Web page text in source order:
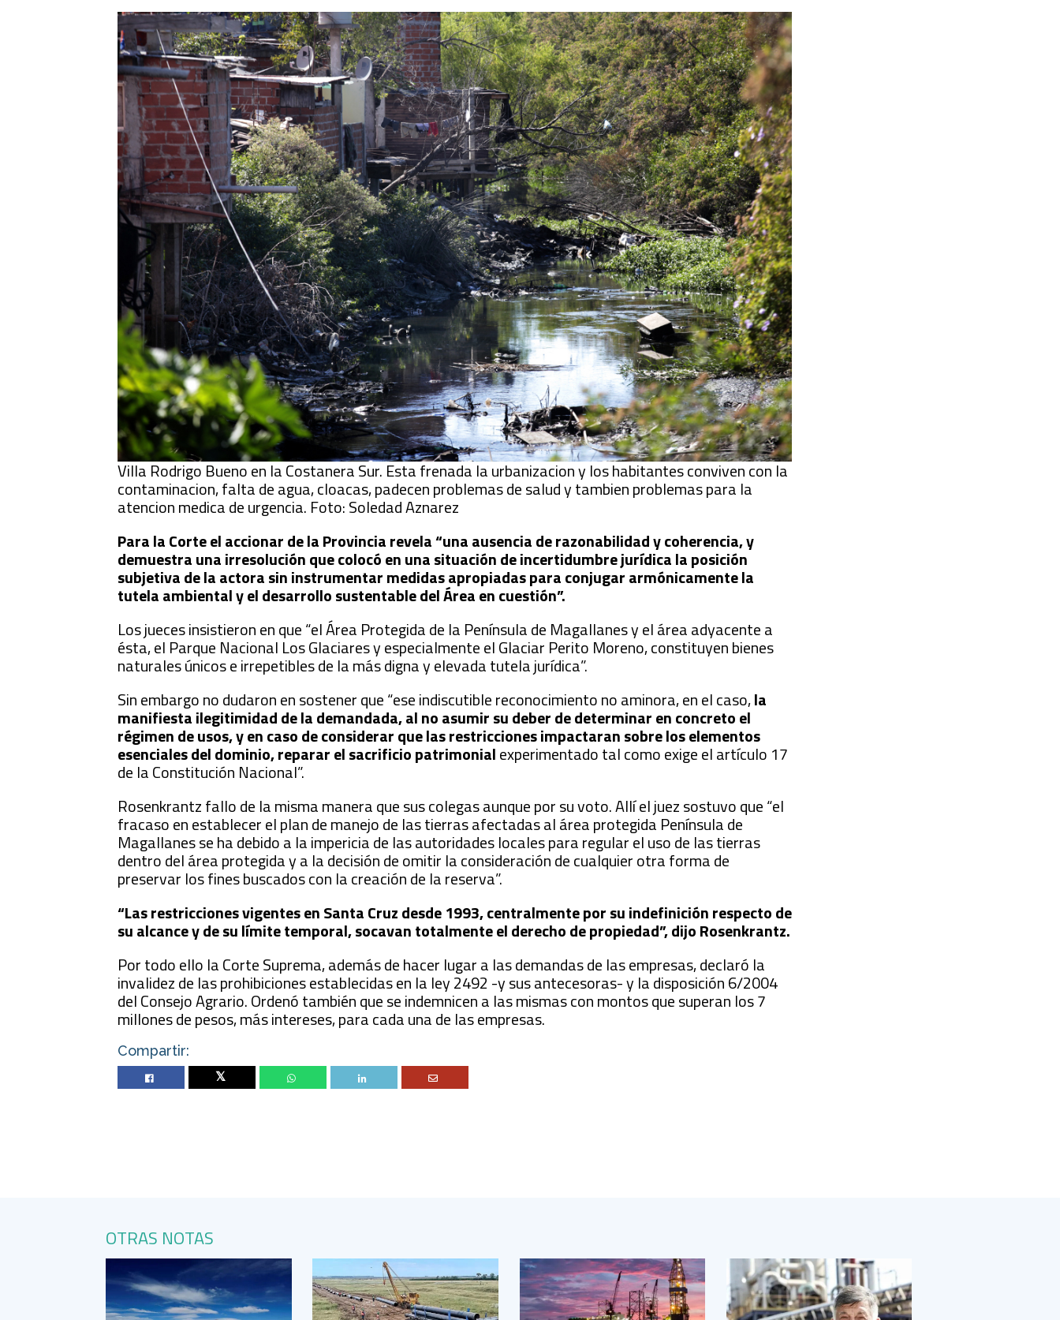
Villa Rodrigo Bueno en la Costanera Sur. Esta frenada la urbanizacion y los habitantes conviven con la
contaminacion, falta de agua, cloacas, padecen problemas de salud y tambien problemas para la
atencion medica de urgencia. Foto: Soledad Aznarez
Para la Corte el accionar de la Provincia revela “una ausencia de razonabilidad y coherencia, y
demuestra una irresolución que colocó en una situación de incertidumbre jurídica la posición
subjetiva de la actora sin instrumentar medidas apropiadas para conjugar armónicamente la
tutela ambiental y el desarrollo sustentable del Área en cuestión”.
Los jueces insistieron en que “el Área Protegida de la Península de Magallanes y el área adyacente a
ésta, el Parque Nacional Los Glaciares y especialmente el Glaciar Perito Moreno, constituyen bienes
naturales únicos e irrepetibles de la más digna y elevada tutela jurídica”.
Sin embargo no dudaron en sostener que “ese indiscutible reconocimiento no aminora, en el caso,la
manifiesta ilegitimidad de la demandada, al no asumir su deber de determinar en concreto el
régimen de usos, y en caso de considerar que las restricciones impactaran sobre los elementos
esenciales del dominio, reparar el sacrificio patrimonialexperimentado tal como exige el artículo 17
de la Constitución Nacional”.
Rosenkrantz fallo de la misma manera que sus colegas aunque por su voto. Allí el juez sostuvo que “el
fracaso en establecer el plan de manejo de las tierras afectadas al área protegida Península de
Magallanes se ha debido a la impericia de las autoridades locales para regular el uso de las tierras
dentro del área protegida y a la decisión de omitir la consideración de cualquier otra forma de
preservar los fines buscados con la creación de la reserva”.
“Las restricciones vigentes en Santa Cruz desde 1993, centralmente por su indefinición respecto de
su alcance y de su límite temporal, socavan totalmente el derecho de propiedad”, dijo Rosenkrantz.
Por todo ello la Corte Suprema, además de hacer lugar a las demandas de las empresas, declaró la
invalidez de las prohibiciones establecidas en la ley 2492 -y sus antecesoras- y la disposición 6/2004
del Consejo Agrario. Ordenó también que se indemnicen a las mismas con montos que superan los 7
millones de pesos, más intereses, para cada una de las empresas.
Compartir:
Twitter
OTRAS NOTAS